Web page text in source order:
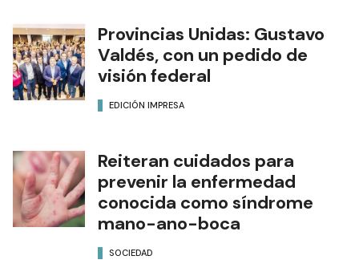
Provincias Unidas: Gustavo
Valdés, con un pedido de
visión federal
EDICIÓN IMPRESA
Reiteran cuidados para
prevenir la enfermedad
conocida como síndrome
mano-ano-boca
SOCIEDAD